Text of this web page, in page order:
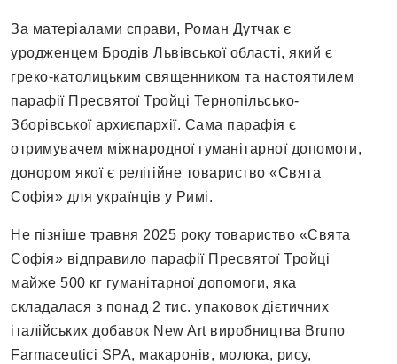
За матеріалами справи, Роман Дутчак є
уродженцем Бродів Львівської області, який є
греко-католицьким священником та настоятилем
парафії Пресвятої Тройці Тернопільсько-
Зборівської архиєпархії. Сама парафія є
отримувачем міжнародної гуманітарної допомоги,
донором якої є релігійне товариство «Свята
Софія» для українців у Римі.
Не пізніше травня 2025 року товариство «Свята
Софія» відправило парафії Пресвятої Тройці
майже 500 кг гуманітарної допомоги, яка
складалася з понад 2 тис. упаковок дієтичних
італійських добавок New Art виробництва Bruno
Farmaceutici SPA, макаронів, молока, рису,